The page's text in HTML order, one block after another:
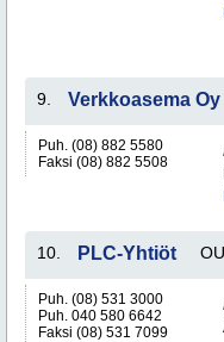
9. Verkkoasema Oy
Puh. (08) 882 5580
Faksi (08) 882 5508
10. PLC-Yhtiöt
Puh. (08) 531 3000
Puh. 040 580 6642
Faksi (08) 531 7099